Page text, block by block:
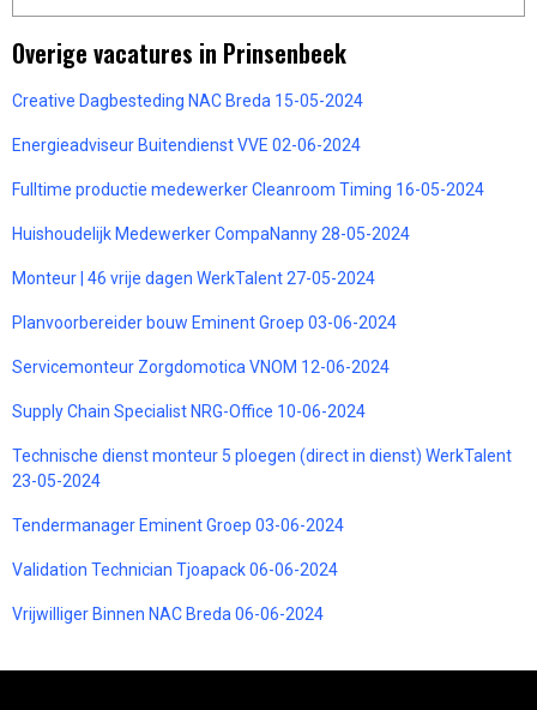
Overige vacatures in Prinsenbeek
Creative Dagbesteding NAC Breda 15-05-2024
Energieadviseur Buitendienst VVE 02-06-2024
Fulltime productie medewerker Cleanroom Timing 16-05-2024
Huishoudelijk Medewerker CompaNanny 28-05-2024
Monteur | 46 vrije dagen WerkTalent 27-05-2024
Planvoorbereider bouw Eminent Groep 03-06-2024
Servicemonteur Zorgdomotica VNOM 12-06-2024
Supply Chain Specialist NRG-Office 10-06-2024
Technische dienst monteur 5 ploegen (direct in dienst) WerkTalent
23-05-2024
Tendermanager Eminent Groep 03-06-2024
Validation Technician Tjoapack 06-06-2024
Vrijwilliger Binnen NAC Breda 06-06-2024